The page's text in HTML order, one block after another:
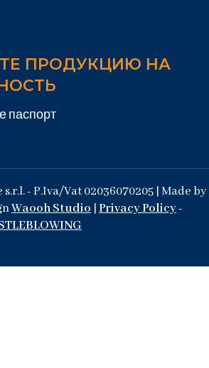
ПРОДУКЦИЮ НА
паспорт
- P.Iva/Vat 02036070205 | Made by
Waooh Studio Privacy Policy-